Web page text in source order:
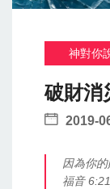
神對你
破財消
2019-
因為你
福音